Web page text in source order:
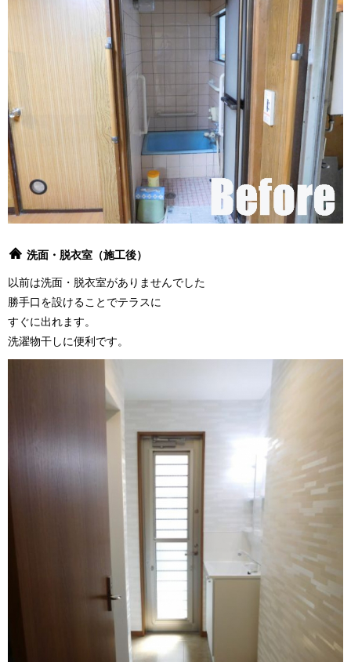
洗面・脱衣室（施工後）
以前は洗面・脱衣室がありませんでした
勝手口を設けることでテラスに
すぐに出れます。
洗濯物干しに便利です。